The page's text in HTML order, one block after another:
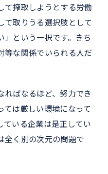
て搾取しようとする労働
て取りうる選択肢として
」という一択です。きち
等な関係でいられる人だ
ればなるほど、努力でき
ては厳しい環境になって
ている企業は是正してい
全く別の次元の問題で